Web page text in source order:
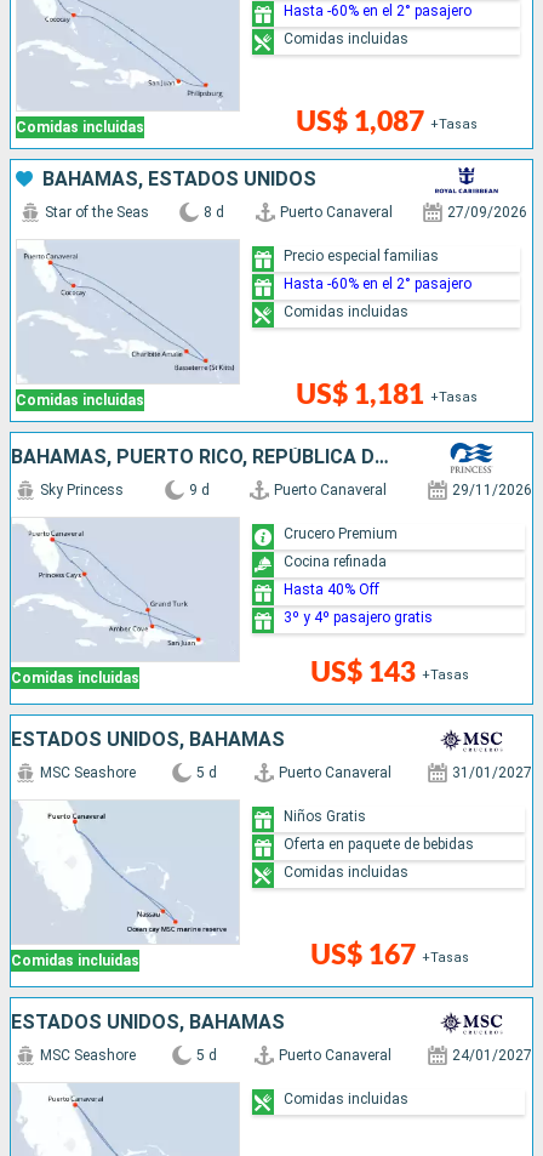
Comidas incluidas US$ 1,087 +Tasas
Hasta -60% en el 2° pasajero
Comidas incluidas
BAHAMAS, ESTADOS UNIDOS
Comidas incluidas
Star of the Seas 8 d Puerto Canaveral 27/09/2026
US$ 1,181 +Tasas
Precio especial familias
Hasta -60% en el 2° pasajero
Comidas incluidas
BAHAMAS, PUERTO RICO, REPÚBLICA DOMINICANA, ESTADOS UNIDOS
Comidas incluidas
Sky Princess 9 d Puerto Canaveral 29/11/2026
US$ 143 +Tasas
Crucero Premium
Cocina refinada
Hasta 40% Off
3º y 4º pasajero gratis
ESTADOS UNIDOS, BAHAMAS
Comidas incluidas
MSC Seashore 5 d Puerto Canaveral 31/01/2027
US$ 167 +Tasas
Niños Gratis
Oferta en paquete de bebidas
Comidas incluidas
ESTADOS UNIDOS, BAHAMAS
MSC Seashore 5 d Puerto Canaveral 24/01/2027
Comidas incluidas